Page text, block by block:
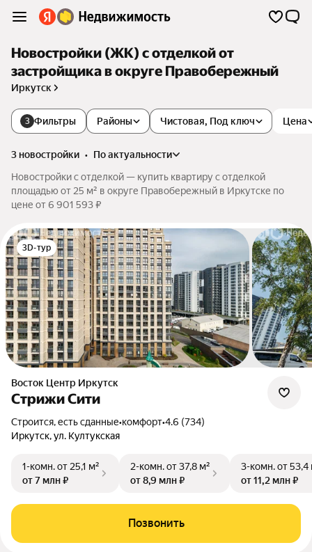
Новостройки (ЖК) с отделкой от
застройщика в округе Правобережный
Иркутск
3 Фильтры Цена
Районы Чистовая, Под ключ
3 новостройки •
по актуальности
Новостройки с отделкой — купить квартиру с отделкой
площадью от 25 м² в округе Правобережный в Иркутске по
цене от 6 901 593 ₽
3D-тур
Восток Центр Иркутск
Стрижи Сити
Строится, есть сданные•комфорт•4.6 (734)
Иркутск, ул. Култукская
1-комн.от 25,1 м²
от 7 млн ₽
2-комн.от 37,8 м²
от 8,9 млн ₽
3-комн.от 53,4
от 11,2 млн ₽
Позвонить